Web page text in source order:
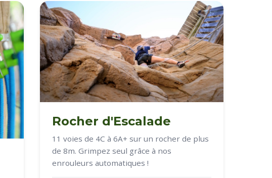
Rocher d'Escalade
11 voies de 4C à 6A+ sur un rocher de plus
de 8m. Grimpez seul grâce à nos
enrouleurs automatiques !